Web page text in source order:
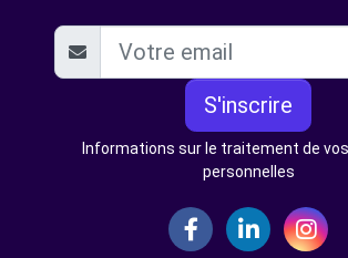
S'inscrire
Informations sur le traitement de
personnelles